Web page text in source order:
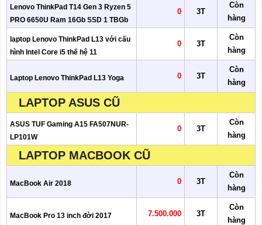
Lenovo ThinkPad T14 Gen 3 Ryzen 5
PRO 6650U Ram 16Gb SSD 1 TBGb
0 3T
Còn
hàng
laptop Lenovo ThinkPad L13 với cấu
hình Intel Core i5 thế hệ 11
0 3T
Còn
hàng
Laptop Lenovo ThinkPad L13 Yoga 0 3T
Còn
hàng
LAPTOP ASUS CŨ
ASUS TUF Gaming A15 FA507NUR-
LP101W
0 3T
Còn
hàng
LAPTOP MACBOOK CŨ
MacBook Air 2018 0 3T
Còn
hàng
MacBook Pro 13 inch đời 2017 7.500.000 3T
Còn
hàng